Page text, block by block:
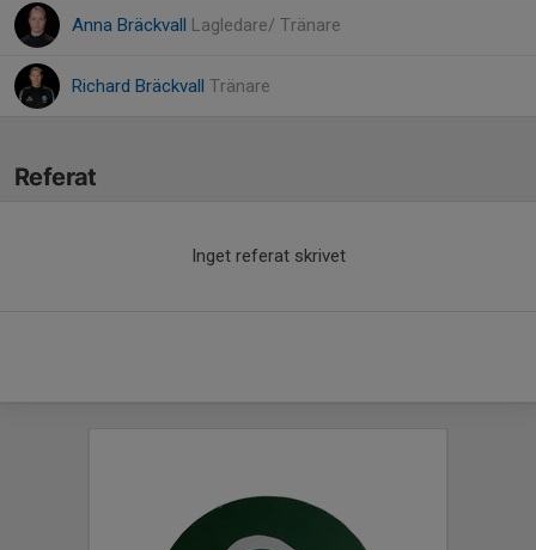
Anna Bräckvall Lagledare/ Tränare
Richard Bräckvall Tränare
Referat
Inget referat skrivet